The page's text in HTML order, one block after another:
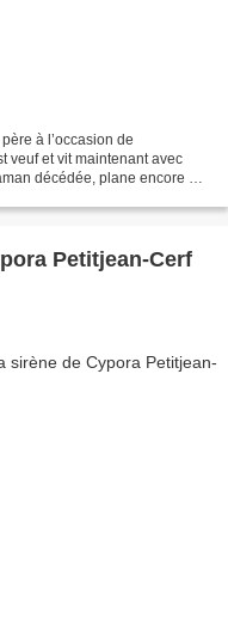
à l’occasion de
veuf et vit maintenant avec
décédée, plane encore sur
Petitjean-Cerf